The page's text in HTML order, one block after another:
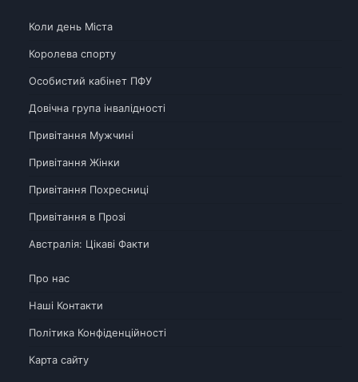
Коли день Міста
Королева спорту
Особистий кабінет ПФУ
Довічна група інвалідності
Привітання Мужчині
Привітання Жінки
Привітання Похресниці
Привітання в Прозі
Австралія: Цікаві Факти
Про нас
Наші Контакти
Політика Конфіденційності
Карта сайту